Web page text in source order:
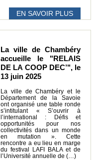
EN SAVOIR PLUS
La ville de Chambéry
accueille le "RELAIS
DE LA COOP DEC’", le
13 juin 2025
La ville de Chambéry et le
Département de la Savoie
ont organisé une table ronde
s’intitulant « S’ouvrir à
l’international : Défis et
opportunités pour nos
collectivités dans un monde
en mutation ». Cette
rencontre a eu lieu en marge
du festival LAFI BALA et de
l’Université annuelle de (…)